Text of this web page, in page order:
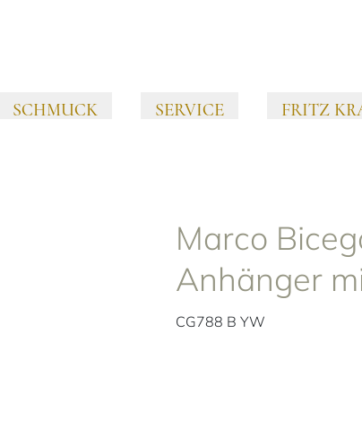
SCHMUCK SERVICE FRITZ
Marco
Anhänger
CG788 B YW